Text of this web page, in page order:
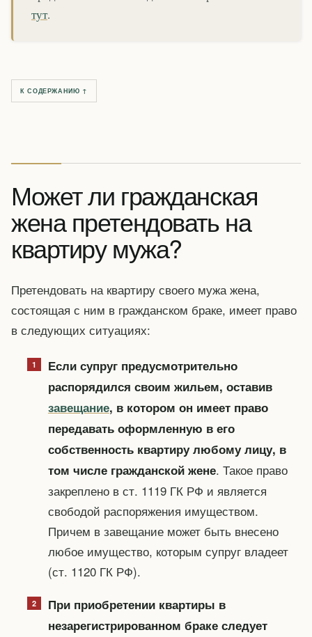
тут.
К СОДЕРЖАНИЮ ↑
Может ли гражданская
жена претендовать на
квартиру мужа?
Претендовать на квартиру своего мужа жена,
состоящая с ним в гражданском браке, имеет право
в следующих ситуациях:
Если супруг предусмотрительно
распорядился своим жильем, оставив
завещание, в котором он имеет право
передавать оформленную в его
собственность квартиру любому лицу, в
том числе гражданской жене. Такое право
закреплено в ст. 1119 ГК РФ и является
свободой распоряжения имуществом.
Причем в завещание может быть внесено
любое имущество, которым супруг владеет
(ст. 1120 ГК РФ).
При приобретении квартиры в
незарегистрированном браке следует